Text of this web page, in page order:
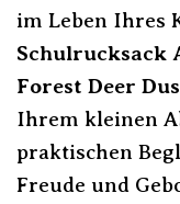
im Leben Ihres
Schulrucksack
Forest Deer
Ihrem kleinen
praktischen
Freude und